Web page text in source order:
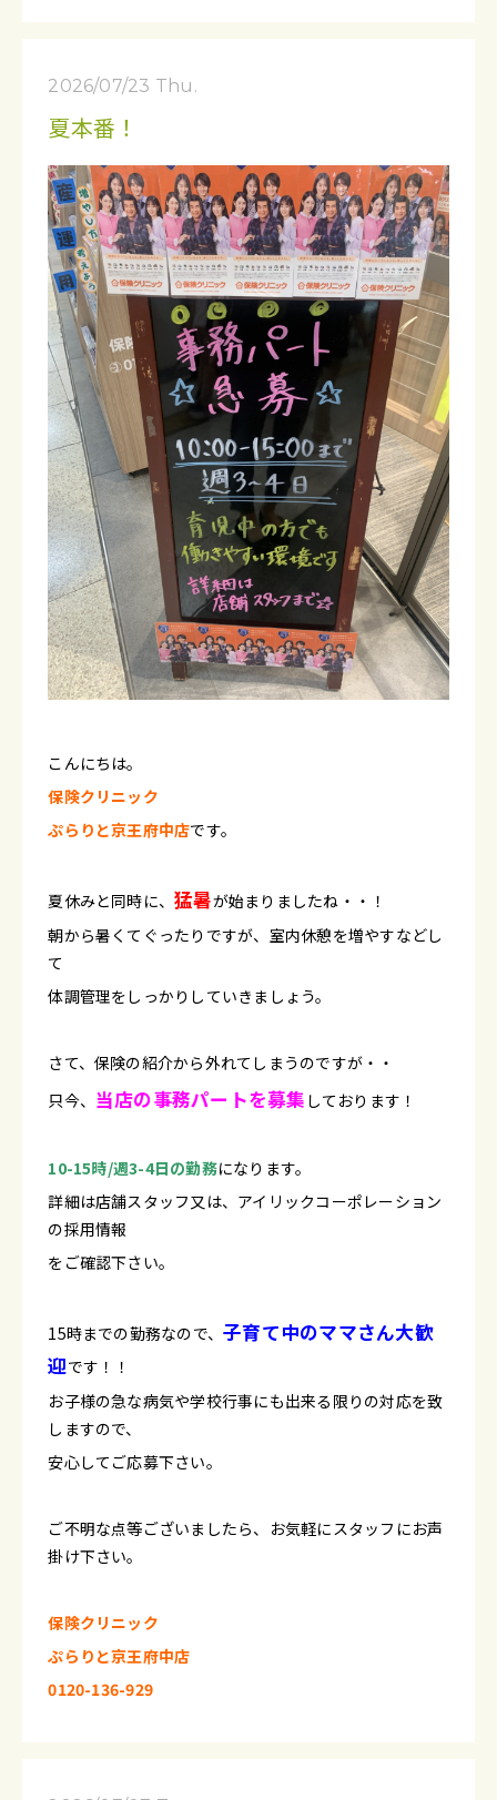
2026/07/23 Thu.
夏本番！
こんにちは。
保険クリニック
ぷらりと京王府中店です。
夏休みと同時に、猛暑が始まりましたね・・！
朝から暑くてぐったりですが、室内休憩を増やすなどし
て
体調管理をしっかりしていきましょう。
さて、保険の紹介から外れてしまうのですが・・
只今、 当店の事務パートを募集 しております！
10-15時/週3-4日の勤務になります。
詳細は店舗スタッフ又は、アイリックコーポレーション
の採用情報
をご確認下さい。
15時までの勤務なので、子育て中のママさん大歓
迎です！！
お子様の急な病気や学校行事にも出来る限りの対応を致
しますので、
安心してご応募下さい。
ご不明な点等ございましたら、お気軽にスタッフにお声
掛け下さい。
保険クリニック
ぷらりと京王府中店
0120-136-929